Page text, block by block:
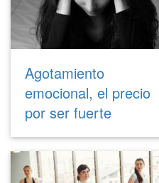
Agotamiento
emocional, el precio
por ser fuerte